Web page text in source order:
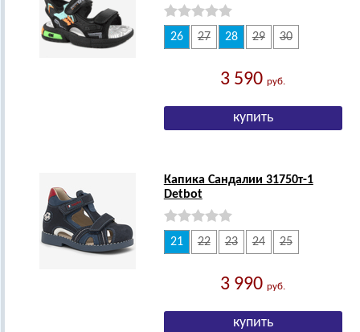
26 27 28 29 30
3 590руб.
Капика Сандалии 31750т-1
Detbot
21 22 23 24 25
3 990руб.